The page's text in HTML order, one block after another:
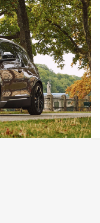
für das Aufladen
maximalen
Sie sicher sein,
aufgeladen wird.
niemals
der AC-
Elektrofahrzeugen
und
Palette von
Ihnen, ein Produkt
Ihres